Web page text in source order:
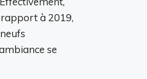
à 2019,
se